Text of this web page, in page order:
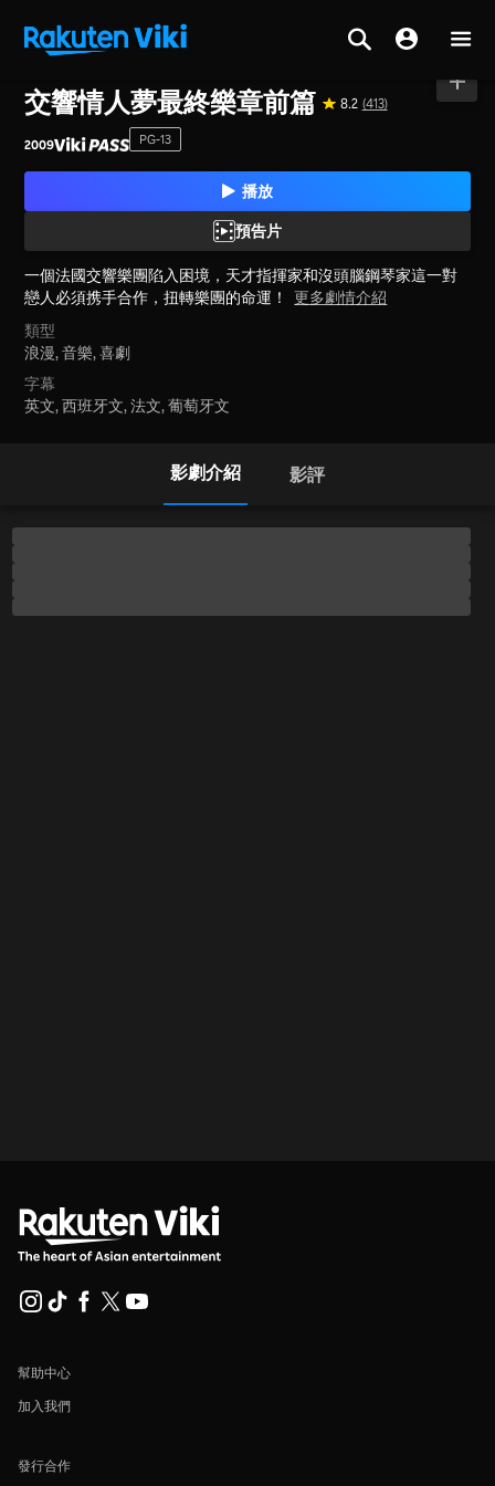
交響情人夢最終樂章前篇 8.2 (413)
2009 PG-13
播放
預告片
一個法國交響樂團陷入困境，天才指揮家和沒頭腦鋼琴家這一對
戀人必須携手合作，扭轉樂團的命運！
更多劇情介紹
類型
浪漫,音樂,喜劇
字幕
英文, 西班牙文, 法文, 葡萄牙文
影劇介紹 影評
幫助中心
加入我們
發行合作